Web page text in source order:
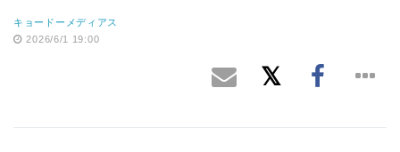
キョードーメディアス
2026/6/1 19:00